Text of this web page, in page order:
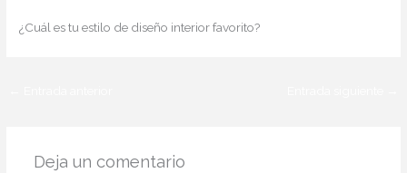
¿Cuál es tu estilo de diseño interior favorito?
Deja un comentario